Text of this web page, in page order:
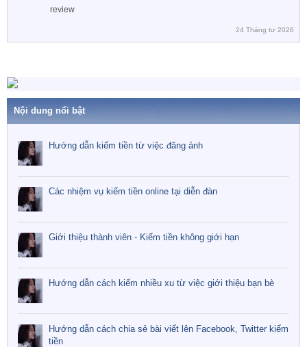
review
24 Tháng tư 2026
Nội dung nổi bật
Hướng dẫn kiếm tiền từ việc đăng ảnh
Các nhiệm vụ kiếm tiền online tại diễn đàn
Giới thiệu thành viên - Kiếm tiền không giới hạn
Hướng dẫn cách kiếm nhiều xu từ việc giới thiệu bạn bè
Hướng dẫn cách chia sẻ bài viết lên Facebook, Twitter kiếm
tiền